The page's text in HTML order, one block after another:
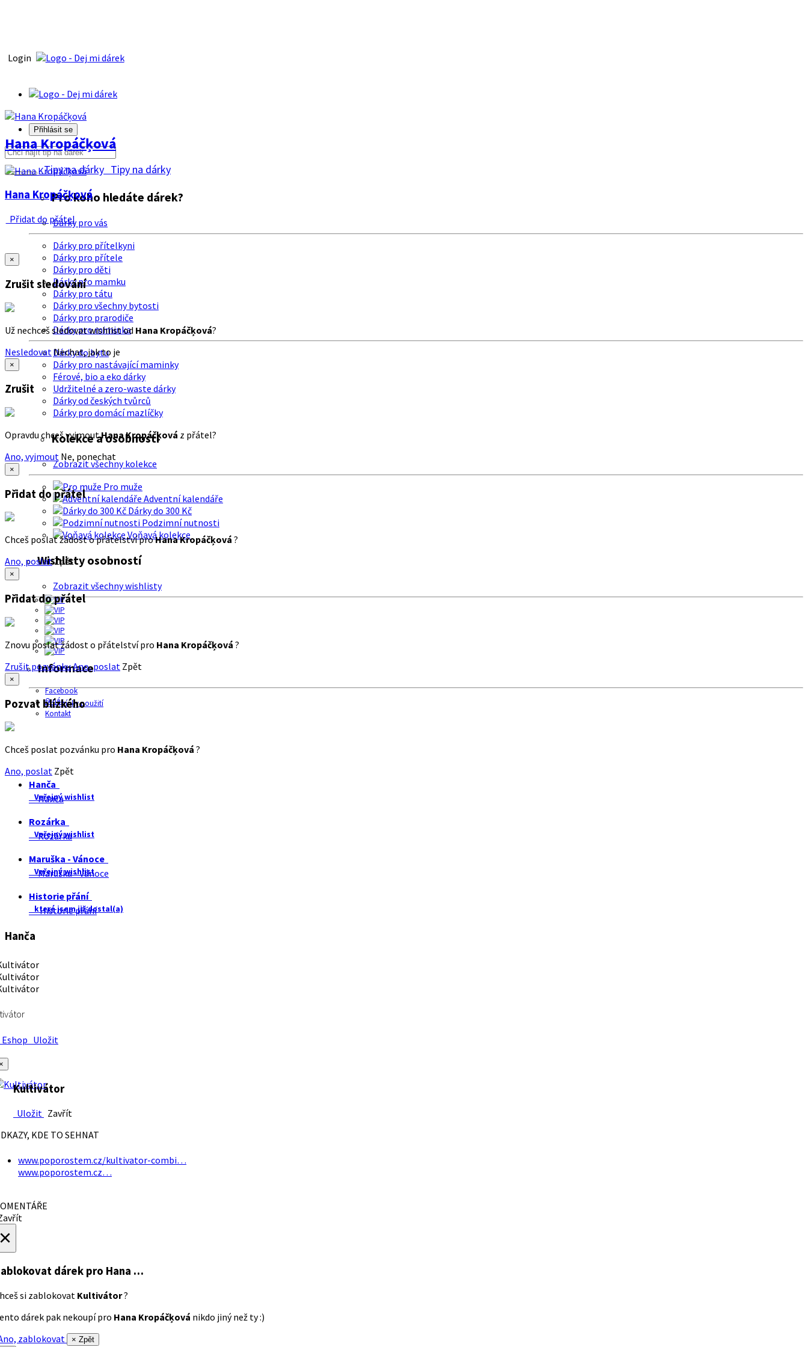
Login
Přihlásit se
Tipy na dárky Tipy na dárky
Pro koho hledáte dárek?
Dárky pro vás
Dárky pro přítelkyni
Dárky pro přítele
Dárky pro děti
Dárky pro mamku
Dárky pro tátu
Dárky pro všechny bytosti
Dárky pro prarodiče
Dárky pro miminka
Dárky do bytu
Dárky pro nastávající maminky
Férové, bio a eko dárky
Udržitelné a zero-waste dárky
Dárky od českých tvůrců
Dárky pro domácí mazlíčky
Kolekce a osobnosti
Zobrazit všechny kolekce
Pro muže
Adventní kalendáře
Dárky do 300 Kč
Podzimní nutnosti
Voňavá kolekce
Wishlisty osobností
Zobrazit všechny wishlisty
Informace
Facebook
O nás
Podmínky použití
Kontakt
Hana Kropáčķová
Hana Kropáčķová
Přidat do přátel
×
Zrušit sledování
Už nechceš sledovat wishlist od Hana Kropáčķová?
Nesledovat Nechat, jak to je
×
Zrušit
Opravdu chceš vyjmoutHana Kropáčķová z přátel?
Ano, vyjmout Ne, ponechat
×
Přidat do přátel
Chceš poslat žádost o přátelství proHana Kropáčķová ?
Ano, poslatZpět
×
Přidat do přátel
Znovu poslat žádost o přátelství pro Hana Kropáčķová ?
Zrušit pozvánkuAno, poslat Zpět
×
Pozvat blízkého
Chceš poslat pozvánku pro Hana Kropáčķová ?
Ano, poslat Zpět
Hanča
Veřejný wishlist
Hanča
Rozárka
Veřejný wishlist
Rozárka
Maruška - Vánoce
Veřejný wishlist
Maruška - Vánoce
Historie přání
které jsem již dostal(a)
Historie přání
Hanča
Uložit
Kultivátor
Uložit Zavřít
KDE TO SEHNAT
www.poporostem.cz/kultivator-combi…
www.poporostem.cz…
dárek pro Hana …
si zablokovat Kultivátor?
dárek pak nekoupí pro Hana Kropáčķová nikdo jiný než ty :)
zablokovat
× Zpět